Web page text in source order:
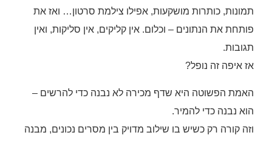
תמונות, כותרות מושקעות, אפילו צילמת סרטון… ואז את
פותחת את הנתונים – וכלום. אין קליקים, אין סליקות, ואין
תגובות.
אז איפה זה נופל?
האמת הפשוטה היא שדף מכירה לא נבנה כדי להרשים –
הוא נבנה כדי להמיר.
וזה קורה רק כשיש בו שילוב מדויק בין מסרים נכונים, מבנה